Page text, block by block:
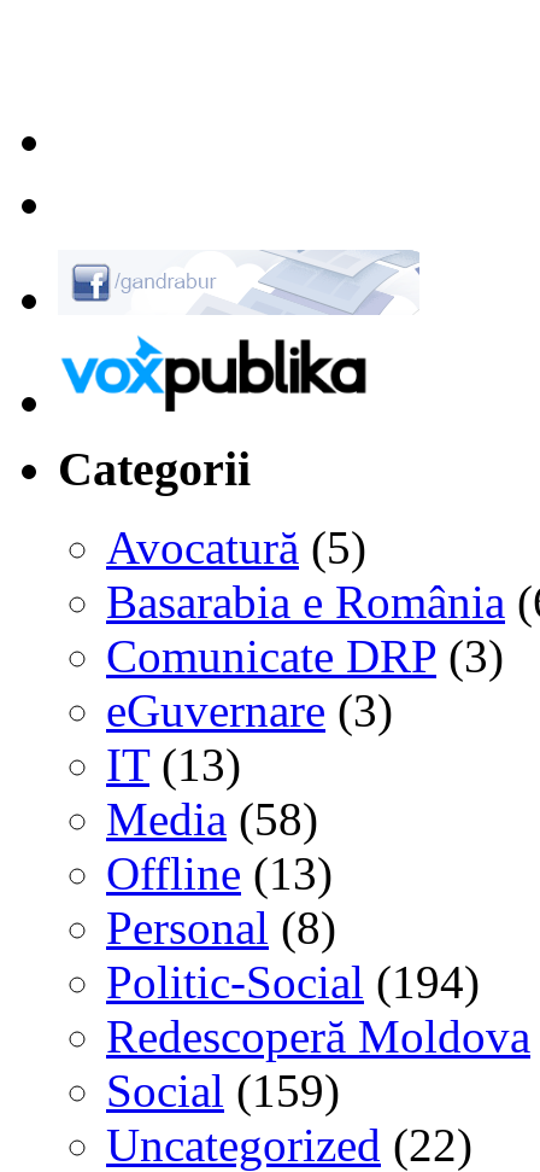
Categorii
Avocatură (5)
Basarabia e România
Comunicate DRP (3)
eGuvernare (3)
IT(13)
Media (58)
Offline (13)
Personal (8)
Politic-Social (194)
Redescoperă Moldova
Social (159)
Uncategorized (22)